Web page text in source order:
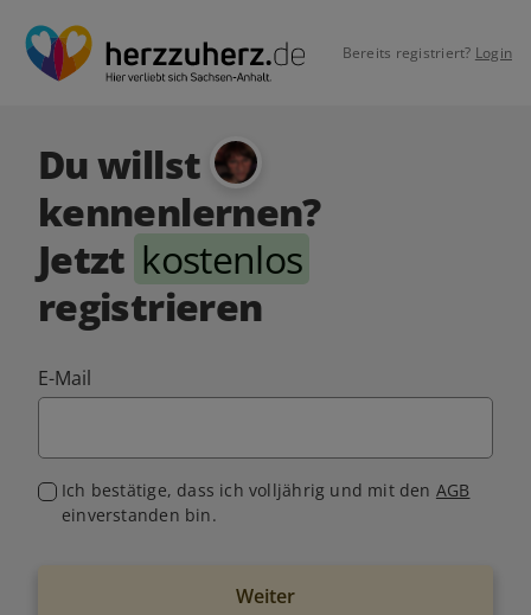
Bereits registriert? Login
Du willst
kennenlernen?
Jetzt kostenlos
registrieren
E-Mail
Ich bestätige, dass ich volljährig und mit den AGB
einverstanden bin.
Weiter